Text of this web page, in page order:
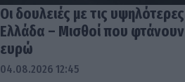
Οι δουλειές με τις
Ελλάδα – Μισθοί που φτάνουν
ευρώ
04.08.2026 12:45